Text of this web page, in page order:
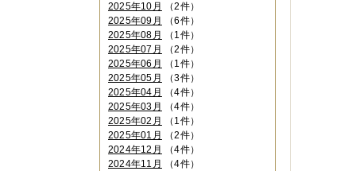
2025年10月
（2件）
2025年09月
（6件）
2025年08月
（1件）
2025年07月
（2件）
2025年06月
（1件）
2025年05月
（3件）
2025年04月
（4件）
2025年03月
（4件）
2025年02月
（1件）
2025年01月
（2件）
2024年12月
（4件）
2024年11月
（4件）